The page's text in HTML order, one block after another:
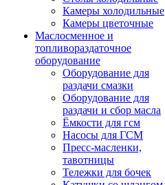
Камеры холодильные
Камеры цветочные
Маслосменное и
топливораздаточное
оборудование
Оборудование для
раздачи смазки
Оборудование для
раздачи и сбор масла
Ёмкости для гсм
Насосы для ГСМ
Пресс-масленки,
тавотницы
Тележки для бочек